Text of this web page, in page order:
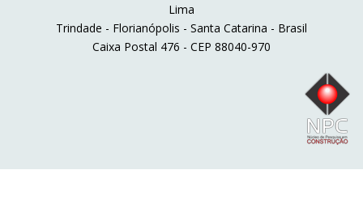
Lima
Trindade - Florianópolis - Santa Catarina - Brasil
Caixa Postal 476 - CEP 88040-970